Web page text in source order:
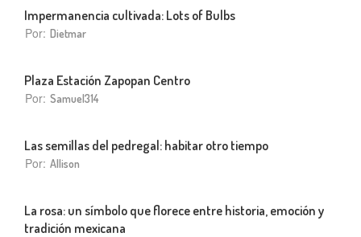
Impermanencia cultivada: Lots of Bulbs
Por: Dietmar
Plaza Estación Zapopan Centro
Por: Samuel314
Las semillas del pedregal: habitar otro tiempo
Por: Allison
La rosa: un símbolo que florece entre historia, emoción y
tradición mexicana